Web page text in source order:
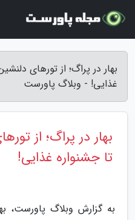
بهار در پراگ؛ از تورهای
غذایی! - وبلاگ پاورست
بهار در پراگ؛ از
تا جشنواره غذایی!
به گزارش وبلاگ پاورست،